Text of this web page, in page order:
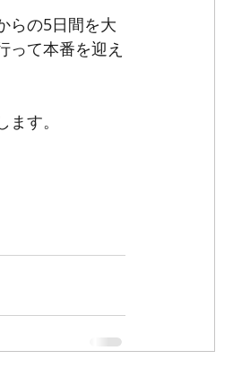
らの5日間を大
って本番を迎え
す。